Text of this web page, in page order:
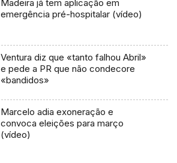
Madeira já tem aplicação em
emergência pré-hospitalar (vídeo)
Ventura diz que «tanto falhou Abril»
e pede a PR que não condecore
«bandidos»
Marcelo adia exoneração e
convoca eleições para março
(vídeo)